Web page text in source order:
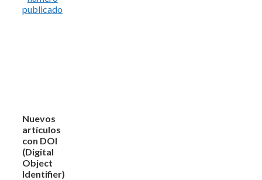
publicado
Nuevos
artículos
con DOI
(Digital
Object
Identifier)